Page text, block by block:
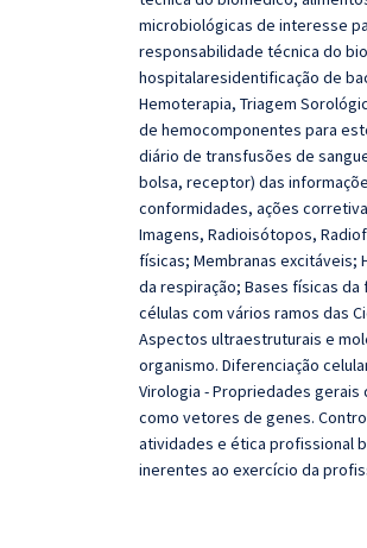
microbiológicas de interesse
responsabilidade técnica do
hospitalaresidentificação de
Hemoterapia, Triagem
de hemocomponentes para
diário de transfusões de
bolsa, receptor) das
conformidades, ações
Imagens, Radioisótopos,
físicas; Membranas excitáveis;
da respiração; Bases físicas
células com vários ramos das
Aspectos ultraestruturais e
organismo. Diferenciação
Virologia - Propriedades
como vetores de genes.
atividades e ética profissional
inerentes ao exercício da